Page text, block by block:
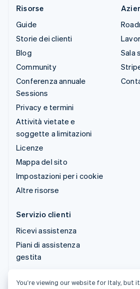
Risorse
Guide
Storie dei clienti
Blog
Community
Conferenza annuale
Sessions
Privacy e termini
Attività vietate e
soggette a limitazioni
Licenze
Mappa del sito
Impostazioni per i cookie
Altre risorse
Sala
Servizio clienti
Ricevi assistenza
Piani di assistenza
gestita
© 2026 Stripe, LLC
You’re viewing our website for Italy, but